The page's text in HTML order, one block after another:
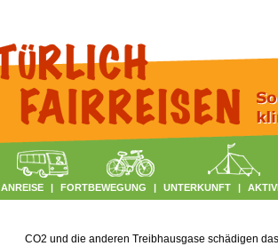
ANREISE | FORTBEWEGUNG | UNTERKUNFT |
CO2 und die anderen Treibhausgase schädigen